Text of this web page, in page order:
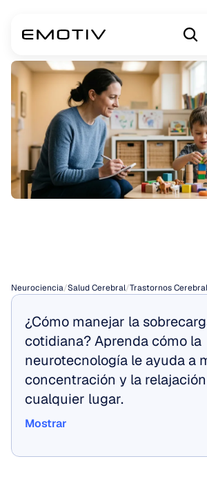
Neurociencia/Salud Cerebral/Trastornos
¿Cómo manejar la
cotidiana? Aprenda cómo la
neurotecnología le ayuda a
concentración y la
cualquier lugar.
Mostrar